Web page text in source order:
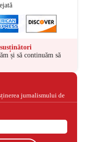
și să continuăm să
jurnalismului de